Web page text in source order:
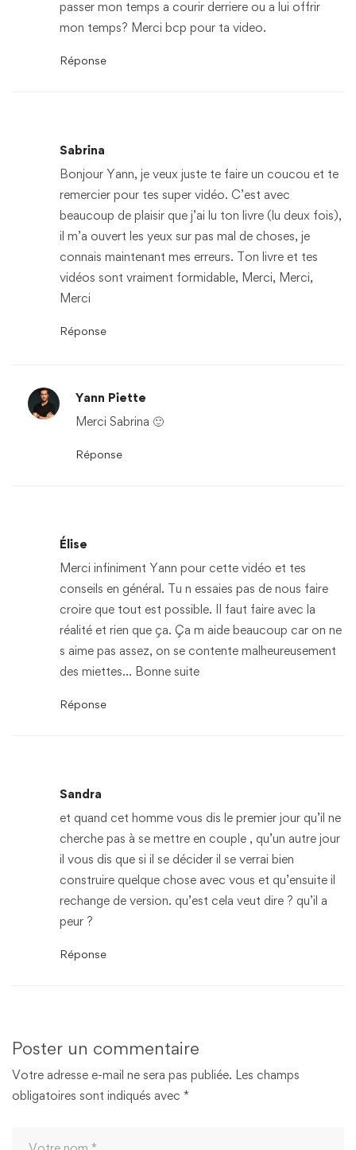
passer mon temps a courir derriere ou a lui offrir
mon temps? Merci bcp pour ta video.
Réponse
Sabrina
Bonjour Yann, je veux juste te faire un coucou et te
remercier pour tes super vidéo. C’est avec
beaucoup de plaisir que j’ai lu ton livre (lu deux fois),
il m’a ouvert les yeux sur pas mal de choses, je
connais maintenant mes erreurs. Ton livre et tes
vidéos sont vraiment formidable, Merci, Merci,
Merci
Réponse
Yann Piette
Merci Sabrina 🙂
Réponse
Élise
Merci infiniment Yann pour cette vidéo et tes
conseils en général. Tu n essaies pas de nous faire
croire que tout est possible. Il faut faire avec la
réalité et rien que ça. Ça m aide beaucoup car on ne
s aime pas assez, on se contente malheureusement
des miettes… Bonne suite
Réponse
Sandra
et quand cet homme vous dis le premier jour qu’il ne
cherche pas à se mettre en couple , qu’un autre jour
il vous dis que si il se décider il se verrai bien
construire quelque chose avec vous et qu’ensuite il
rechange de version. qu’est cela veut dire ? qu’il a
peur ?
Réponse
Poster un commentaire
Votre adresse e-mail ne sera pas publiée. Les champs
obligatoires sont indiqués avec *